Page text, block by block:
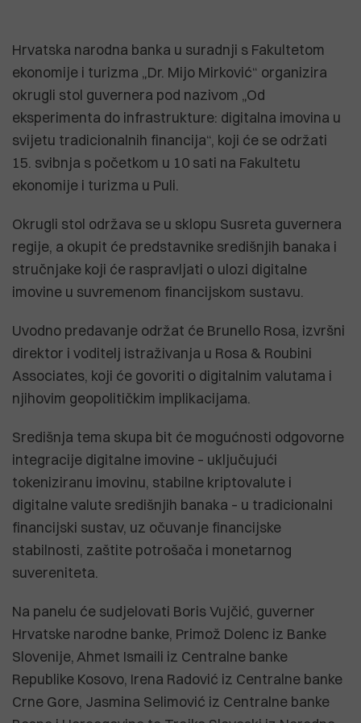
Hrvatska narodna banka u suradnji s Fakultetom
ekonomije i turizma „Dr. Mijo Mirković“ organizira
okrugli stol guvernera pod nazivom „Od
eksperimenta do infrastrukture: digitalna imovina u
svijetu tradicionalnih financija“, koji će se održati
15. svibnja s početkom u 10 sati na Fakultetu
ekonomije i turizma u Puli.
Okrugli stol održava se u sklopu Susreta guvernera
regije, a okupit će predstavnike središnjih banaka i
stručnjake koji će raspravljati o ulozi digitalne
imovine u suvremenom financijskom sustavu.
Uvodno predavanje održat će Brunello Rosa, izvršni
direktor i voditelj istraživanja u Rosa & Roubini
Associates, koji će govoriti o digitalnim valutama i
njihovim geopolitičkim implikacijama.
Središnja tema skupa bit će mogućnosti odgovorne
integracije digitalne imovine – uključujući
tokeniziranu imovinu, stabilne kriptovalute i
digitalne valute središnjih banaka – u tradicionalni
financijski sustav, uz očuvanje financijske
stabilnosti, zaštite potrošača i monetarnog
suvereniteta.
Na panelu će sudjelovati Boris Vujčić, guverner
Hrvatske narodne banke, Primož Dolenc iz Banke
Slovenije, Ahmet Ismaili iz Centralne banke
Republike Kosovo, Irena Radović iz Centralne banke
Crne Gore, Jasmina Selimović iz Centralne banke